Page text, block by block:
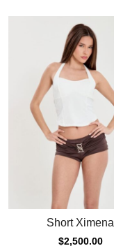
Short Ximena
$2,500.00